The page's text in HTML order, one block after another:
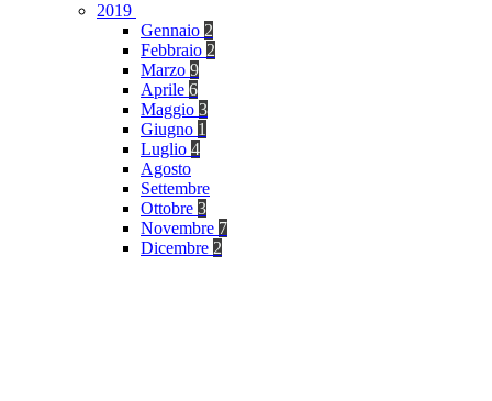
2019
Gennaio 2
Febbraio 2
Marzo 9
Aprile 6
Maggio 3
Giugno 1
Luglio 4
Agosto
Settembre
Ottobre 3
Novembre 7
Dicembre 2